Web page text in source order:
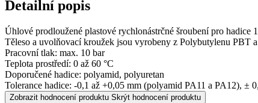
Detailní popis
Úhlové prodloužené plastové rychlonástrčné šroubení pro hadice
Těleso a uvolňovací kroužek jsou vyrobeny z Polybutylenu PBT
Pracovní tlak: max. 10 bar
Teplota prostředí: 0 až 60 °C
Doporučené hadice: polyamid, polyuretan
Tolerance hadice: -0,1 až +0,05 mm (polyamid PA11 a PA12), ±
Zobrazit hodnocení produktu Skrýt hodnocení produktu